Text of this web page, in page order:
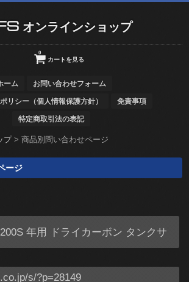
オンラインショップ
カートを見る
0
ーム お問い合わせフォーム
リシー（個人情報保護方針） 免責事項
特定商取引法の表記
プ>商品別問い合わせページ
ージ